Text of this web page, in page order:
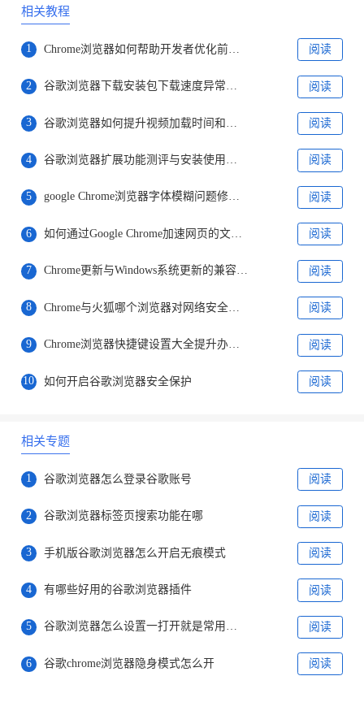
相关教程
1 阅读
2 谷歌浏览器下载安装包下载速度异常处理 阅读
3 阅读
4 阅读
5 google Chrome浏览器字体模糊问题修复案例 阅读
6 如何通过Google Chrome加速网页的文本加载 阅读
7 Chrome更新与Windows系统更新的兼容性问题 阅读
8 Chrome与火狐哪个浏览器对网络安全更敏感 阅读
9 Chrome浏览器快捷键设置大全提升办公效率 阅读
10 如何开启谷歌浏览器安全保护 阅读
相关专题
1 谷歌浏览器怎么登录谷歌账号 阅读
2 谷歌浏览器标签页搜索功能在哪 阅读
3 手机版谷歌浏览器怎么开启无痕模式 阅读
4 有哪些好用的谷歌浏览器插件 阅读
5 ​谷歌浏览器怎么设置一打开就是常用网页 阅读
6 谷歌chrome浏览器隐身模式怎么开 阅读